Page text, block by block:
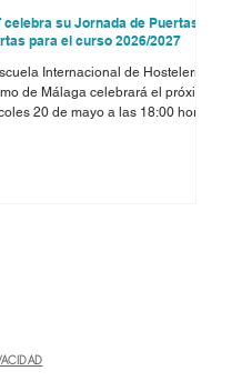
celebra su Jornada de Puertas
para el curso 2026/2027
Internacional de Hostelería y
de Málaga celebrará el próximo
20 de mayo a las 18:00 horas